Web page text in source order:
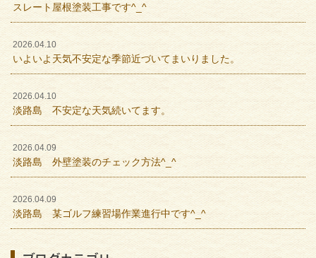
スレート屋根塗装工事です^_^
2026.04.10
いよいよ天気不安定な季節近づいてまいりました。
2026.04.10
淡路島 不安定な天気続いてます。
2026.04.09
淡路島 外壁塗装のチェック方法^_^
2026.04.09
淡路島 某ゴルフ練習場作業進行中です^_^